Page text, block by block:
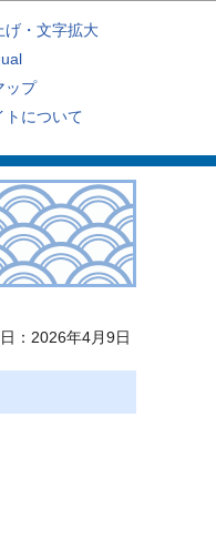
げ・文字拡大
ップ
トについて
：2026年4月9日